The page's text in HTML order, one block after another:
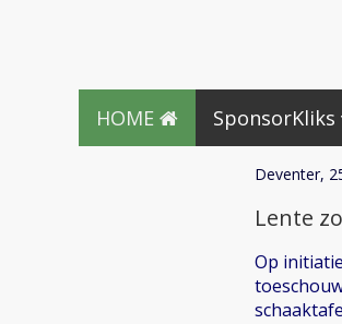
HOME SponsorKliks
Deventer,
Lente
Op